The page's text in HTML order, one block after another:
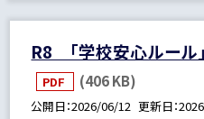
R8 「学校安心ルール」
PDF (406 KB)
公開日 2026/06/12 更新日